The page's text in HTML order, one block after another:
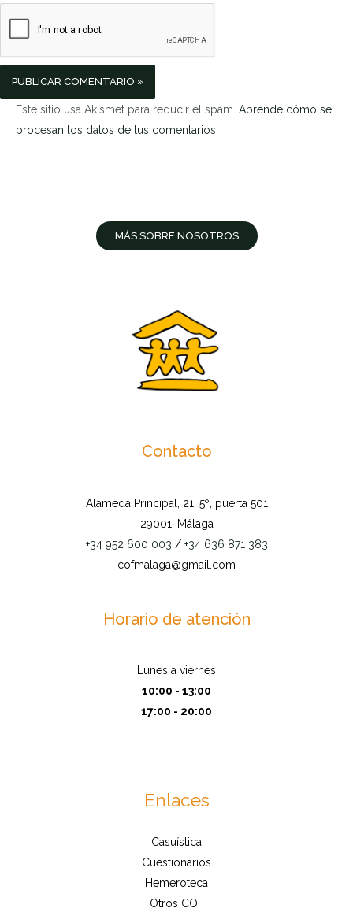
MÁS SOBRE NOSOTROS
Este sitio usa Akismet para reducir el spam. Aprende cómo se
procesan los datos de tus comentarios
Contacto
Alameda Principal, 21, 5º, puerta 501
29001, Málaga
+34 952 600 003 / +34 636 871 383
cofmalaga@gmail.com
Horario de atención
Lunes a viernes
10:00 - 13:00
17:00 - 20:00
Enlaces
Casuística
Cuestionarios
Hemeroteca
Otros COF